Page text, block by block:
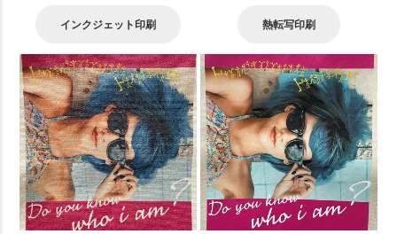
インクジェット印刷 熱転写印刷